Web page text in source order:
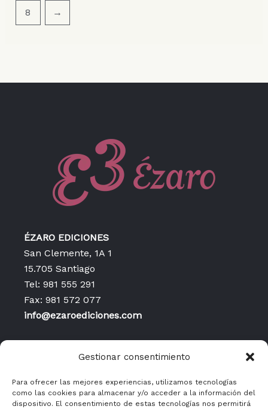
Gestionar consentimiento
Para ofrecer las mejores experiencias, utilizamos tecnologías
como las cookies para almacenar y/o acceder a la información del
dispositivo. El consentimiento de estas tecnologías nos permitirá
8 →
ÉZARO EDICIONES
San Clemente, 1A 1
15.705 Santiago
Tel: 981 555 291
Fax: 981 572 077
info@ezaroediciones.com
Publicaciones
Política de privacidad